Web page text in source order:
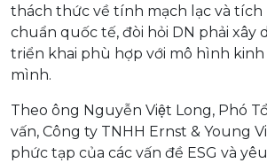
thách thức về tính mạch lạc và tích
chuẩn quốc tế, đòi hỏi DN phải xây
triển khai phù hợp với mô hình kinh
mình.
Theo ông Nguyễn Việt Long, Phó
vấn, Công ty TNHH Ernst & Young
phức tạp của các vấn đề ESG và